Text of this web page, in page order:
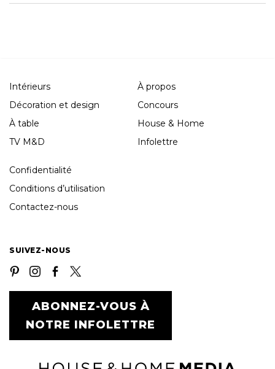
Intérieurs
Décoration et design
À table
TV M&D
À propos
Concours
House & Home
Infolettre
Confidentialité
Conditions d’utilisation
Contactez-nous
SUIVEZ-NOUS
ABONNEZ-VOUS À
NOTRE INFOLETTRE